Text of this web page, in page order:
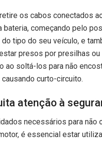
os cabos conectados
bateria, começando pelo
tipo do seu veículo, e
presos por presilhas ou
ao soltá-los para não
curto-circuito.
atenção à
necessários para não
é essencial estar